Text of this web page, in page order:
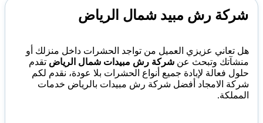
شركة رش مبيد شمال الرياض
هل تعاني عزيزي العميل من تواجد الحشرات داخل منزلك أو
منشآتك وتبحث عن شركة رش مبيدات شمال الرياض تقدم
حلول فعالة لإبادة جميع أنواع الحشرات بلا عودة، نقدم لكم
شركة الامجاد أفضل شركة رش مبيدات بالرياض خدمات
المملكة.